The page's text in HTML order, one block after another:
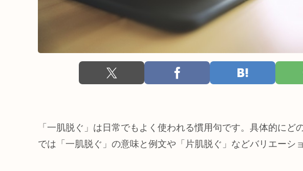
「一肌脱ぐ」は日常でもよく使われる慣用句です。具体的にど
では「一肌脱ぐ」の意味と例文や「片肌脱ぐ」などバリエーシ